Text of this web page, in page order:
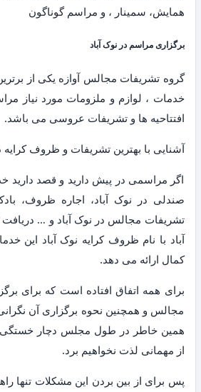
همایش، سمینار ، و مراسم گوناگون
برگزاری مراسم در نوک آباد
گروه تشریفات مجالس آوازه یکی از
خدمات ، لوازم و ملزومات مورد نیاز
افتتاحیه ها و تشریفات عروسی می باشد.
آشنایی با بهترین تشریفات و ظروف کرایه
اگر مراسمی در پیش دارید و قصد دارید
صندلی در نوک آباد، اجاره ظروف،
تشریفات مجالس در نوک آباد و …
آباد با نام ظروف کرایه نوک آباد این
کمال ارائه می دهد.
برای همه اتفاق افتاده است که برای
مجالس و همچنین نحوه برگزاری آن
همین خاطر در طول مجلس دچار
از مهمانی لذت نخواهیم برد.
پس برای از بین بردن این مشکلات تنها